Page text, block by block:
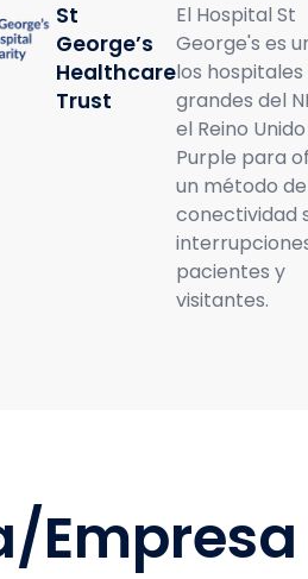
St
George’s
Healthcare
Trust
El Hospital St
George's es
los hospitales
grandes del
el Reino
Purple para
un método de
conectividad
pacientes y
visitantes.
Empresa